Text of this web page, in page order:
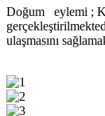
Doğum eylemi ;
ulaşmasını